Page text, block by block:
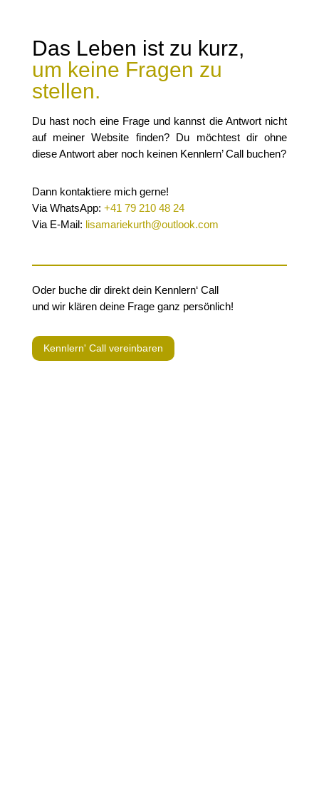
Das Leben ist zu kurz,
um keine Fragen zu
stellen.
Du hast noch eine Frage und kannst die Antwort nicht
auf meiner Website finden? Du möchtest dir ohne
diese Antwort aber noch keinen Kennlern’ Call buchen?
Dann kontaktiere mich gerne!
Via WhatsApp: +41 79 210 48 24
Via E-Mail: lisamariekurth@outlook.com
Oder buche dir direkt dein Kennlern‘ Call
und wir klären deine Frage ganz persönlich!
Kennlern' Call vereinbaren